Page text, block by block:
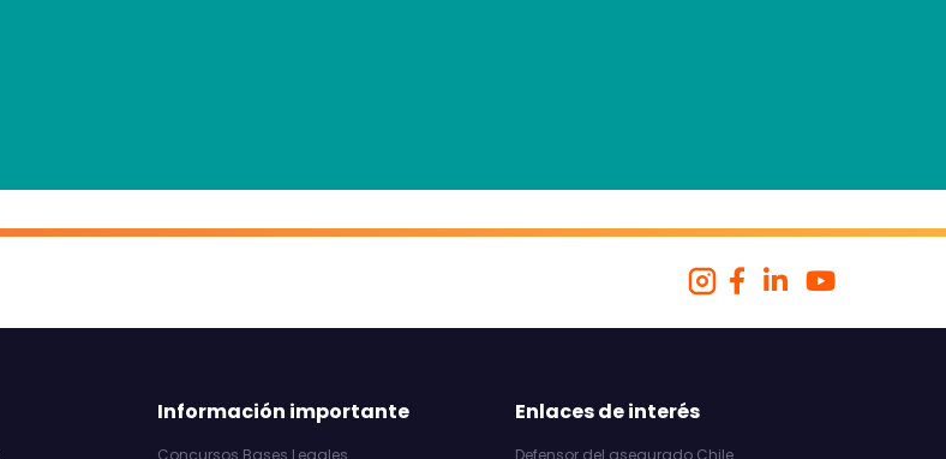
Información importante
Concursos Bases Legales
Enlaces de interés
Defensor del asegurado Chile